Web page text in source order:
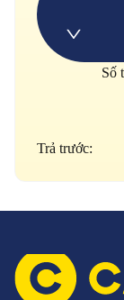
Số
Trả trước: